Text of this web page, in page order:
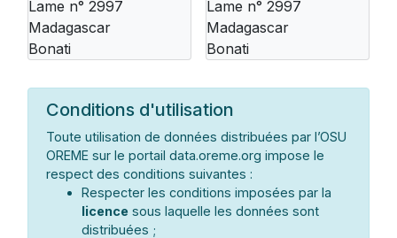
Lame n° 2997
Madagascar
Bonati
Lame n° 2997
Madagascar
Bonati
Conditions d'utilisation
Toute utilisation de données distribuées par l’OSU
OREME sur le portail data.oreme.org impose le
respect des conditions suivantes :
Respecter les conditions imposées par la
licence sous laquelle les données sont
distribuées ;